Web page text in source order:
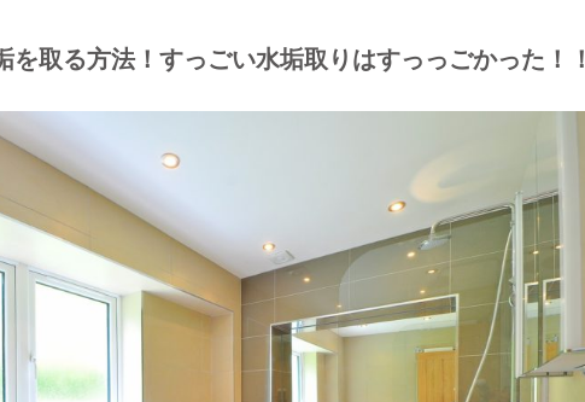
を取る方法！すっごい水垢取りはすっっごかった！！